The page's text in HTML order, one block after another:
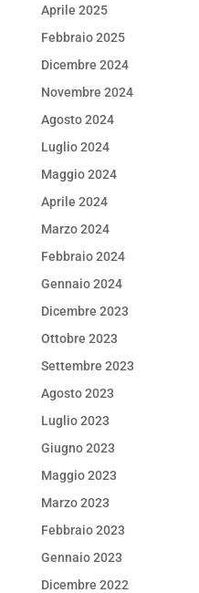
Aprile 2025
Febbraio 2025
Dicembre 2024
Novembre 2024
Agosto 2024
Luglio 2024
Maggio 2024
Aprile 2024
Marzo 2024
Febbraio 2024
Gennaio 2024
Dicembre 2023
Ottobre 2023
Settembre 2023
Agosto 2023
Luglio 2023
Giugno 2023
Maggio 2023
Marzo 2023
Febbraio 2023
Gennaio 2023
Dicembre 2022